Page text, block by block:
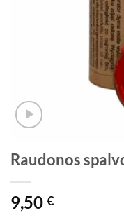
Raudonos
9,50 €